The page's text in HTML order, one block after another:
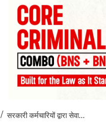
/ सरकारी कर्मचारियों द्वारा सेवा...